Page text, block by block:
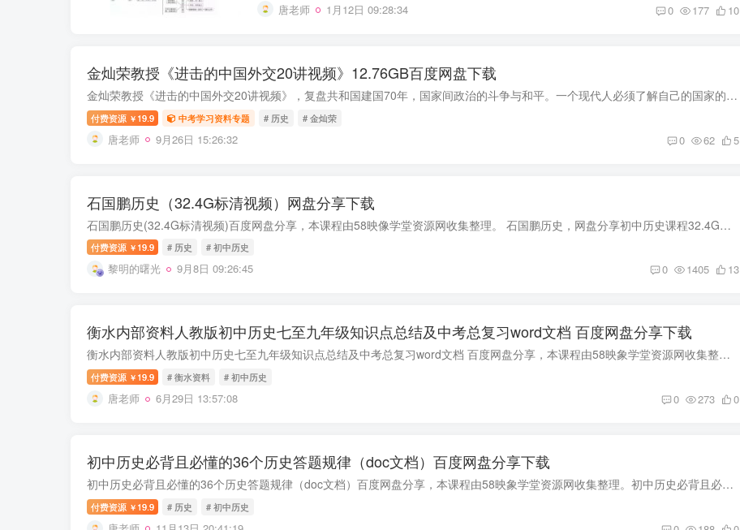
唐老师 1月12日 09:28:34 0 177 10
金灿荣教授《进击的中国外交20讲视频》12.76GB百度网盘下载
金灿荣教授《进击的中国外交20讲视频》，复盘共和国建国70年，国家间政治的斗争与和平。一个现代人必须了解自己的国家的外部环境、整体的外部态势，否则你无法了解你所处的时代。一个国家的国际...
付费资源 ￥ 19.9 中考学习资料专题 # 历史 # 金灿荣
唐老师 9月26日 15:26:32 0 62 5
石国鹏历史（32.4G标清视频）网盘分享下载
石国鹏历史(32.4G标清视频)百度网盘分享，本课程由58映像学堂资源网收集整理。 石国鹏历史，网盘分享初中历史课程32.4G标清视频。 资源目录 【001】人文精神的起源.mp4 【002】爱智慧的哲学.mp4...
付费资源 ￥ 19.9 # 历史 # 初中历史
黎明的曙光 9月8日 09:26:45 0 1405 13
衡水内部资料人教版初中历史七至九年级知识点总结及中考总复习word文档 百度网盘分享下载
衡水内部资料人教版初中历史七至九年级知识点总结及中考总复习word文档 百度网盘分享，本课程由58映象学堂资源网收集整理。 中国古代史（历史七年级上册） 一、元谋人 目前我国境内已知最早的人...
付费资源 ￥ 19.9 # 衡水资料 # 初中历史
唐老师 6月29日 13:57:08 0 273 0
初中历史必背且必懂的36个历史答题规律（doc文档）百度网盘分享下载
初中历史必背且必懂的36个历史答题规律（doc文档）百度网盘分享，本课程由58映象学堂资源网收集整理。初中历史必背且必懂的36个历史答题规律，百度网盘doc文档。政治经济、思想科技文化古代中国...
付费资源 ￥ 19.9 # 历史 # 初中历史